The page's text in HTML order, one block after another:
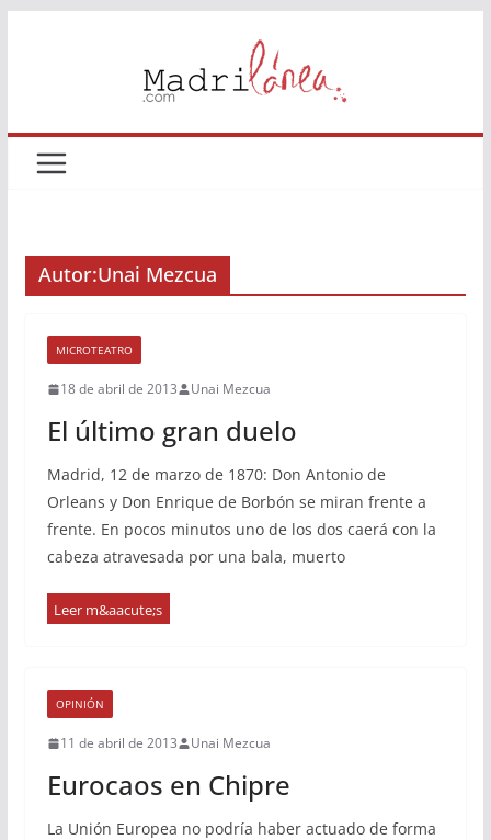
Autor:Unai Mezcua
MICROTEATRO
18 de abril de 2013 Unai Mezcua
El último gran duelo
Madrid, 12 de marzo de 1870: Don Antonio de
Orleans y Don Enrique de Borbón se miran frente a
frente. En pocos minutos uno de los dos caerá con la
cabeza atravesada por una bala, muerto
OPINIÓN
11 de abril de 2013 Unai Mezcua
Eurocaos en Chipre
La Unión Europea no podría haber actuado de forma